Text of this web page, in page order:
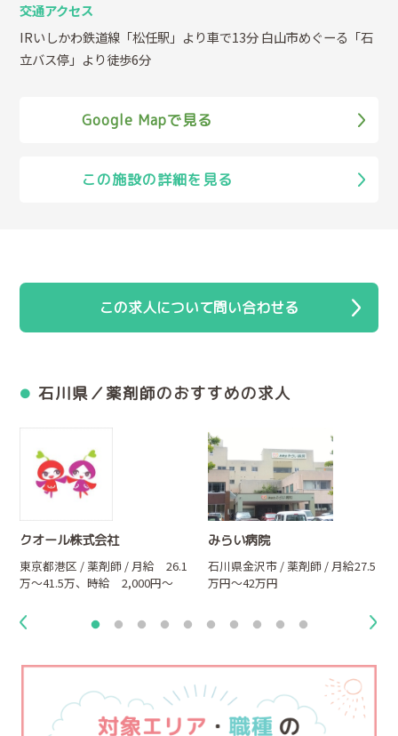
交通アクセス
IRいしかわ鉄道線「松任駅」より車で13分 白山市めぐーる「石
立バス停」より徒歩6分
Google Mapで見る
この施設の詳細を見る
この求人について問い合わせる
石川県／薬剤師のおすすめの求人
クオール株式会社
東京都港区 / 薬剤師 / 月給 26.1
万～41.5万、時給 2,000円～
みらい病院
石川県金沢市 / 薬剤師 / 月給27.5
万円～42万円